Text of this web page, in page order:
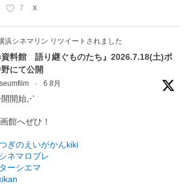
7 X
浜シネマリン リツイートされました
資料館 語り継ぐものたち』2026.7.18(土)ポ
にて公開
· 6 8月
開始⋰
館へぜひ！
ぎのえいがかんkiki
ネマロブレ
ーシエマ